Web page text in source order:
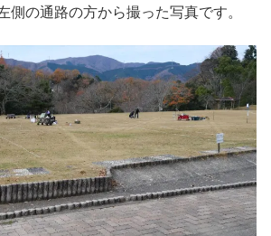
側の通路の方から撮った写真です。